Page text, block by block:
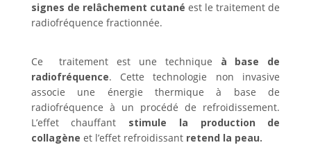
signes de relâchement cutané est le traitement de
radiofréquence fractionnée.
Ce traitement est une technique à base de
radiofréquence. Cette technologie non invasive
associe une énergie thermique à base de
radiofréquence à un procédé de refroidissement.
L’effet chauffant stimule la production de
collagène et l’effet refroidissant retend la peau.